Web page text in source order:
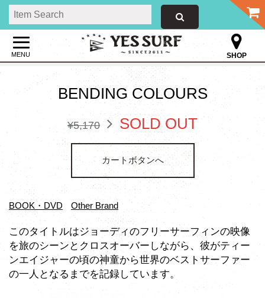
MENU SHOP
BENDING COLOURS
¥5,170 SOLD OUT
カートボタンへ
BOOK・DVD Other Brand
このタイトルはジョーディのフリーサーフィンの映像
を旅のシーンとクロスオーバーしながら、彼がティー
ンエイジャーの頃の神童から世界のベストサーファー
の一人となるまでを記録しています。